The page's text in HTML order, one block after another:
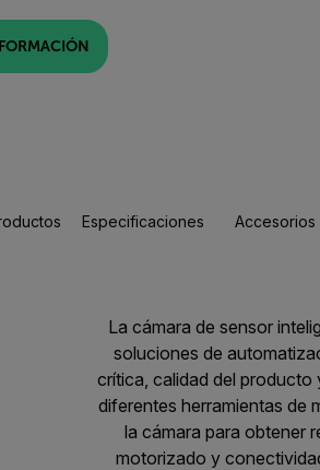
Especificaciones Accesorios
La cámara de sensor
soluciones de
crítica, calidad del
diferentes herramientas de
la cámara para obtener
motorizado y